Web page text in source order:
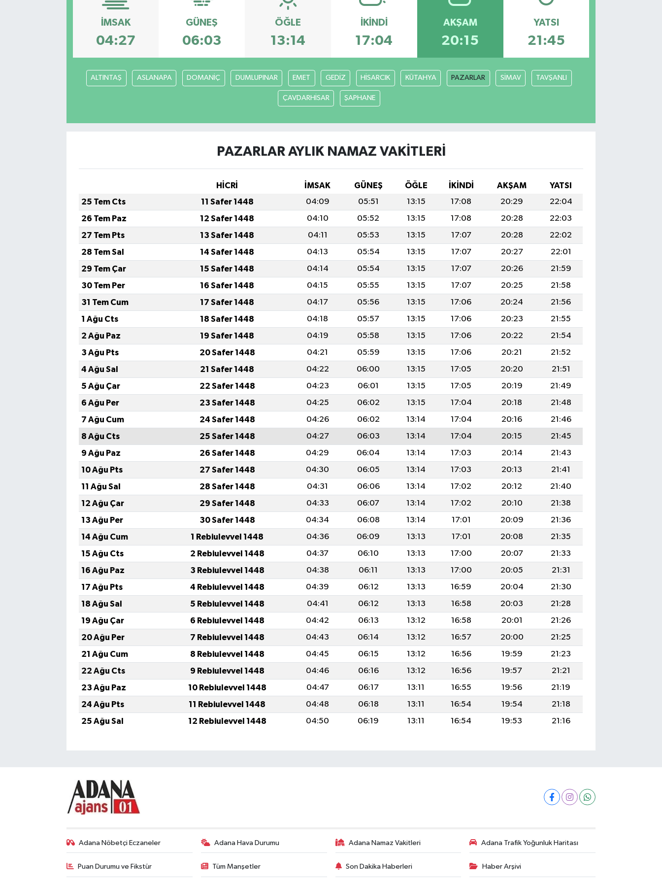
İMSAK
04:27
GÜNEŞ
06:03
ÖĞLE
13:14
İKINDI
17:04
AKŞAM
20:15
YATSI
21:45
ALTINTAŞ ASLANAPA DOMANİÇ DUMLUPINAR EMET GEDİZ HİSARCIK KÜTAHYA PAZARLAR SİMAV TAVŞANLI
ÇAVDARHİSAR ŞAPHANE
PAZARLAR AYLIK NAMAZ VAKITLERI
HİCRİ İMSAK GÜNEŞ ÖĞLE İKINDI AKŞAM
YATSI
25 Tem Cts
11 Safer 1448 04:09 05:51 13:15 17:08 20:29
22:04
26 Tem Paz
12 Safer 1448 04:10 05:52 13:15 17:08 20:28
22:03
27 Tem Pts
13 Safer 1448 04:11 05:53 13:15 17:07 20:28
22:02
28 Tem Sal
14 Safer 1448 04:13 05:54 13:15 17:07 20:27
22:01
29 Tem Çar
15 Safer 1448 04:14 05:54 13:15 17:07 20:26
21:59
30 Tem Per
16 Safer 1448 04:15 05:55 13:15 17:07 20:25
21:58
31 Tem Cum
17 Safer 1448 04:17 05:56 13:15 17:06 20:24
21:56
1 Ağu Cts
18 Safer 1448 04:18 05:57 13:15 17:06 20:23
21:55
2 Ağu Paz
19 Safer 1448 04:19 05:58 13:15 17:06 20:22
21:54
3 Ağu Pts
20 Safer 1448 04:21 05:59 13:15 17:06 20:21
21:52
4 Ağu Sal
21 Safer 1448 04:22 06:00 13:15 17:05 20:20
21:51
5 Ağu Çar
22 Safer 1448 04:23 06:01 13:15 17:05 20:19
21:49
6 Ağu Per
23 Safer 1448 04:25 06:02 13:15 17:04 20:18
21:48
7 Ağu Cum
24 Safer 1448 04:26 06:02 13:14 17:04 20:16
21:46
8 Ağu Cts
25 Safer 1448 04:27 06:03 13:14 17:04 20:15
21:45
9 Ağu Paz
26 Safer 1448 04:29 06:04 13:14 17:03 20:14
21:43
10 Ağu Pts
27 Safer 1448 04:30 06:05 13:14 17:03 20:13
21:41
11 Ağu Sal
28 Safer 1448 04:31 06:06 13:14 17:02 20:12
21:40
12 Ağu Çar
29 Safer 1448 04:33 06:07 13:14 17:02 20:10
21:38
13 Ağu Per
30 Safer 1448 04:34 06:08 13:14 17:01 20:09
21:36
14 Ağu Cum
1 Rebiulevvel 1448 04:36 06:09 13:13 17:01 20:08
21:35
15 Ağu Cts
2 Rebiulevvel 1448 04:37 06:10 13:13 17:00 20:07
21:33
16 Ağu Paz
3 Rebiulevvel 1448 04:38 06:11 13:13 17:00 20:05
21:31
17 Ağu Pts
4 Rebiulevvel 1448 04:39 06:12 13:13 16:59 20:04
21:30
18 Ağu Sal
5 Rebiulevvel 1448 04:41 06:12 13:13 16:58 20:03
21:28
19 Ağu Çar
6 Rebiulevvel 1448 04:42 06:13 13:12 16:58 20:01
21:26
20 Ağu Per
7 Rebiulevvel 1448 04:43 06:14 13:12 16:57 20:00
21:25
21 Ağu Cum
8 Rebiulevvel 1448 04:45 06:15 13:12 16:56 19:59
21:23
22 Ağu Cts
9 Rebiulevvel 1448 04:46 06:16 13:12 16:56 19:57
21:21
23 Ağu Paz
10 Rebiulevvel 1448 04:47 06:17 13:11 16:55 19:56
21:19
24 Ağu Pts
11 Rebiulevvel 1448 04:48 06:18 13:11 16:54 19:54
21:18
25 Ağu Sal
12 Rebiulevvel 1448 04:50 06:19 13:11 16:54 19:53 21:16
Adana Nöbetçi Eczaneler Adana Hava Durumu Adana Namaz Vakitleri Adana Trafik Yoğunluk Haritası
Puan Durumu ve Fikstür Tüm Manşetler Son Dakika Haberleri Haber Arşivi